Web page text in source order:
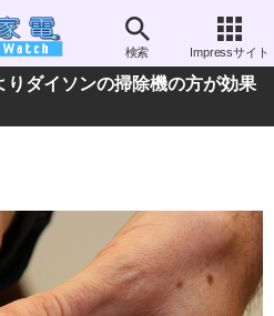
検索 Impressサイト
ダイソンの掃除機の方が効果